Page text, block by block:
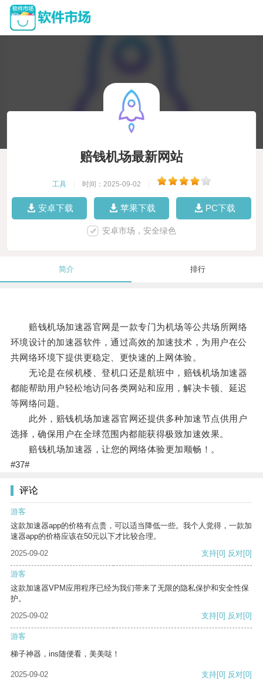
赔钱机场最新网站
工具 时间：2025-09-02
安卓下载 苹果下载 PC下载
安卓市场，安全绿色
简介 排行
赔钱机场加速器官网是一款专门为机场等公共场所网络
环境设计的加速器软件，通过高效的加速技术，为用户在公
共网络环境下提供更稳定、更快速的上网体验。
无论是在候机楼、登机口还是航班中，赔钱机场加速器
都能帮助用户轻松地访问各类网站和应用，解决卡顿、延迟
等网络问题。
此外，赔钱机场加速器官网还提供多种加速节点供用户
选择，确保用户在全球范围内都能获得极致加速效果。
赔钱机场加速器，让您的网络体验更加顺畅！。
#37#
评论
游客
这款加速器app的价格有点贵，可以适当降低一些。我个人觉得，一款加
速器app的价格应该在50元以下才比较合理。
2025-09-02
支持[0] 反对[0]
游客
这款加速器VPM应用程序已经为我们带来了无限的隐私保护和安全性保
护。
2025-09-02
支持[0] 反对[0]
游客
梯子神器，ins随便看，美美哒！
2025-09-02 支持[0] 反对[0]